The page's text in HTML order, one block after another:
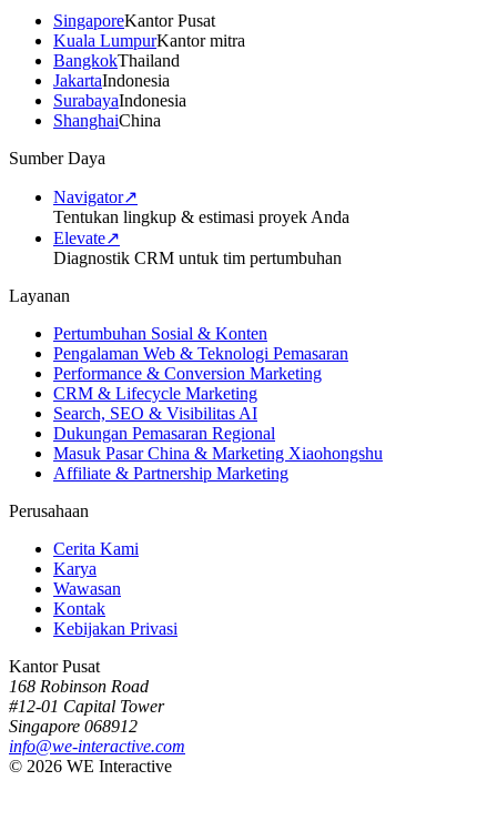
SingaporeKantor Pusat
Kuala LumpurKantor mitra
BangkokThailand
JakartaIndonesia
SurabayaIndonesia
ShanghaiChina
Sumber Daya
Navigator↗
Tentukan lingkup & estimasi proyek Anda
Elevate↗
Diagnostik CRM untuk tim pertumbuhan
Layanan
Pertumbuhan Sosial & Konten
Pengalaman Web & Teknologi Pemasaran
Performance & Conversion Marketing
CRM & Lifecycle Marketing
Search, SEO & Visibilitas AI
Dukungan Pemasaran Regional
Masuk Pasar China & Marketing Xiaohongshu
Affiliate & Partnership Marketing
Perusahaan
Cerita Kami
Karya
Wawasan
Kontak
Kebijakan Privasi
Kantor Pusat
168 Robinson Road
#12-01 Capital Tower
Singapore 068912
info@we-interactive.com
© 2026 WE Interactive